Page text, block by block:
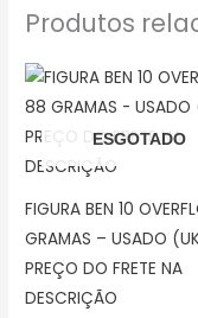
Produtos
ESGOTADO
FIGURA BEN 10
GRAMAS – USADO
PREÇO DO FRETE NA
DESCRIÇÃO